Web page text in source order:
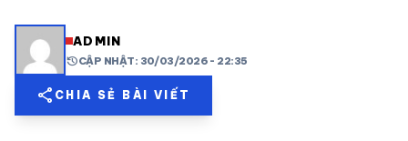
share mailADMIN
historyCẬP NHẬT: 30/03/2026 - 22:35
share CHIA SẺ BÀI VIẾT